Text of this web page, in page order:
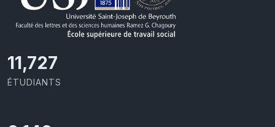
11,727
ÉTUDIANTS